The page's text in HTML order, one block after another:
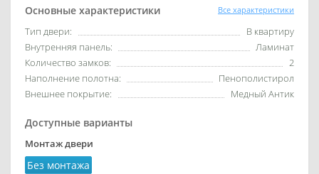
Основные характеристики Все характеристики
Тип двери:
В квартиру
Внутренняя панель:
Ламинат
Количество замков:
2
Наполнение полотна:
Пенополистирол
Внешнее покрытие:
Медный Антик
Доступные варианты
Монтаж двери
Без монтажа